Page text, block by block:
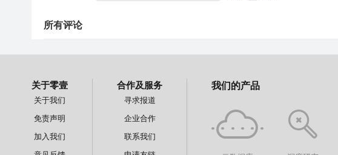
所有评论
关于零壹
关于我们
免责声明
加入我们
合作及服务
寻求报道
企业合作
联系我们
我们的产品